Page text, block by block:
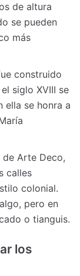
de altura
se pueden
más
construido
siglo XVIII se
ella se honra a
de Arte Deco,
calles
colonial.
pero en
o tianguis.
los